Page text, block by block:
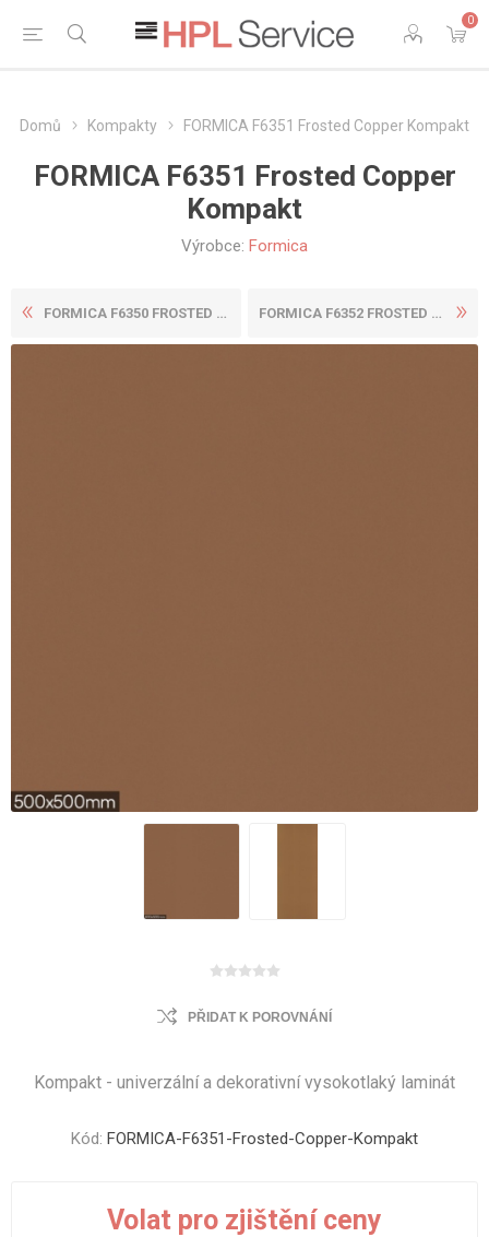
0
Domů Kompakty FORMICA F6351 Frosted Copper Kompakt
FORMICA F6351 Frosted Copper
Kompakt
Výrobce: Formica
FORMICA F6350 FROSTED DUSK ... FORMICA F6352 FROSTED GOLD ...
PŘIDAT K POROVNÁNÍ
Kompakt - univerzální a dekorativní vysokotlaký laminát
Kód: FORMICA-F6351-Frosted-Copper-Kompakt
Volat pro zjištění ceny